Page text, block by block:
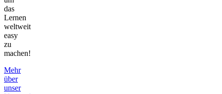
das
Lernen
weltweit
easy
zu
machen!
Mehr
über
unser